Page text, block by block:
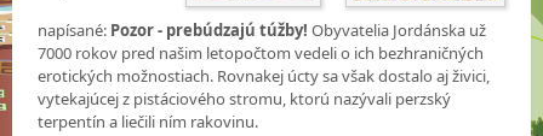
napísané: Pozor - prebúdzajú túžby! Obyvatelia Jordánska už
7000 rokov pred našim letopočtom vedeli o ich bezhraničných
erotických možnostiach. Rovnakej úcty sa však dostalo aj živici,
vytekajúcej z pistáciového stromu, ktorú nazývali perzský
terpentín a liečili ním rakovinu.